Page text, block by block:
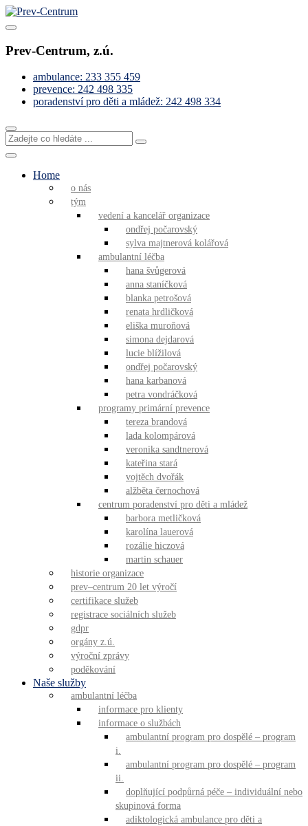
Skip
to
Pomáháme s řešením obtížných životních situací
Prev-Centrum, z.ú.
ambulance: 233 355 459
prevence: 242 498 335
poradenství pro děti a mládež: 242 498 334
Zadejte
co
hledáte
Home
o nás
tým
vedení a kancelář organizace
ondřej počarovský
sylva majtnerová kolářová
ambulantní léčba
hana švůgerová
anna staníčková
blanka petrošová
renata hrdličková
eliška muroňová
simona dejdarová
lucie blížilová
ondřej počarovský
hana karbanová
petra vondráčková
programy primární prevence
tereza brandová
lada kolompárová
veronika sandtnerová
kateřina stará
vojtěch dvořák
alžběta černochová
centrum poradenství pro děti a mládež
barbora metličková
karolína lauerová
rozálie hiczová
martin schauer
historie organizace
prev–centrum 20 let výročí
certifikace služeb
registrace sociálních služeb
gdpr
orgány z.ú.
výroční zprávy
poděkování
Naše služby
ambulantní léčba
informace pro klienty
informace o službách
ambulantní program pro dospělé – program
i.
ambulantní program pro dospělé – program
ii.
doplňující podpůrná péče – individuální nebo
skupinová forma
adiktologická ambulance pro děti a